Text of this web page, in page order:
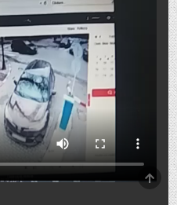
TO
TOP